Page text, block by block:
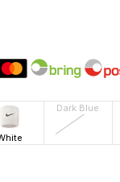
Dark Blue